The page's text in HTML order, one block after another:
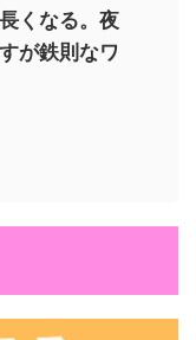
くなる。夜
が鉄則なワ